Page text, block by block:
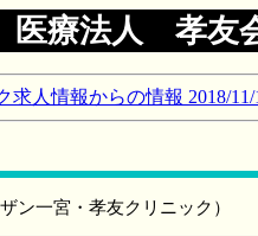
医療法人 孝友
求人情報からの情報 2018/11/
一宮・孝友クリニック）